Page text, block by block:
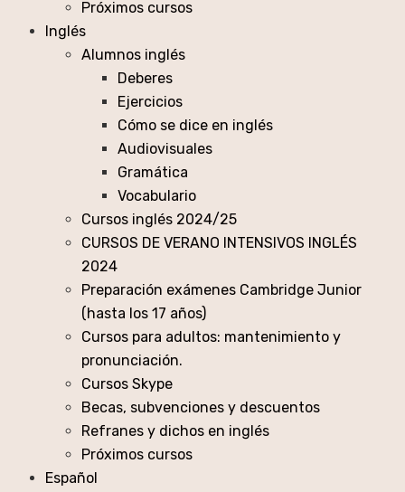
Próximos cursos
Inglés
Alumnos inglés
Deberes
Ejercicios
Cómo se dice en inglés
Audiovisuales
Gramática
Vocabulario
Cursos inglés 2024/25
CURSOS DE VERANO INTENSIVOS INGLÉS
2024
Preparación exámenes Cambridge Junior
(hasta los 17 años)
Cursos para adultos: mantenimiento y
pronunciación.
Cursos Skype
Becas, subvenciones y descuentos
Refranes y dichos en inglés
Próximos cursos
Español